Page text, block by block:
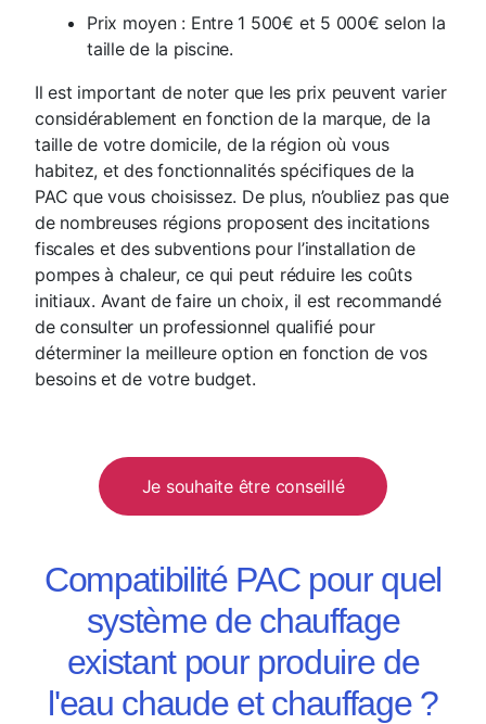
Prix moyen : Entre 1 500€ et 5 000€ selon la
taille de la piscine.
Il est important de noter que les prix peuvent varier
considérablement en fonction de la marque, de la
taille de votre domicile, de la région où vous
habitez, et des fonctionnalités spécifiques de la
PAC que vous choisissez. De plus, n’oubliez pas que
de nombreuses régions proposent des incitations
fiscales et des subventions pour l’installation de
pompes à chaleur, ce qui peut réduire les coûts
initiaux. Avant de faire un choix, il est recommandé
de consulter un professionnel qualifié pour
déterminer la meilleure option en fonction de vos
besoins et de votre budget.
Je souhaite être conseillé
Compatibilité PAC pour quel
système de chauffage
existant pour produire de
l'eau chaude et chauffage ?